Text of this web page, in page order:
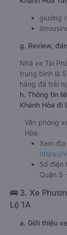
giường
g. Review,
Nhà xe Tài
trung bình là
hàng đã trải
h. Thông tin
Khánh Hòa đi
Văn phòng
Hòa:
Xem
https://
Số điện
Quận 5
🚌 3. Xe
Lộ 1A
a. Giới thiệu